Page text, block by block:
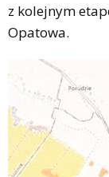
z kolejnym
Opatowa.